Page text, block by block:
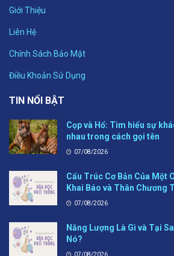
Giới Thiệu
Liên Hệ
Chính Sách Bảo Mật
Điều Khoản Sử Dụng
TIN NỔI BẬT
Cọp và Hổ: Tìm hiểu sự
nhau trong cách gọi tên
07/08/2026
Cấu Trúc Cơ Bản Của Một
Khai Báo và Thân Chương
07/08/2026
Năng Lượng Là Gì và Tại
Nó?
07/08/2026